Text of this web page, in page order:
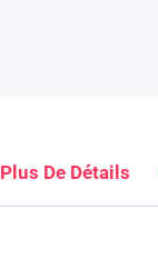
Plus De Détails